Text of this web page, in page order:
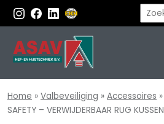
Home » Valbeveiliging » Accessoires »
SAFETY – VERWIJDERBAAR RUG KUSSEN